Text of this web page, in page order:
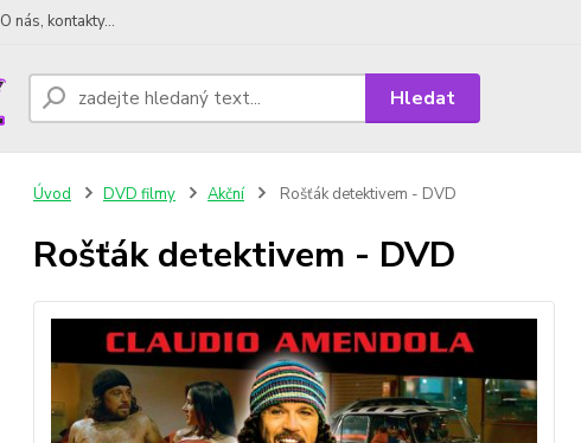
O nás, kontakty...
Hledat
Úvod DVD filmy Akční Rošťák detektivem - DVD
Rošťák detektivem - DVD